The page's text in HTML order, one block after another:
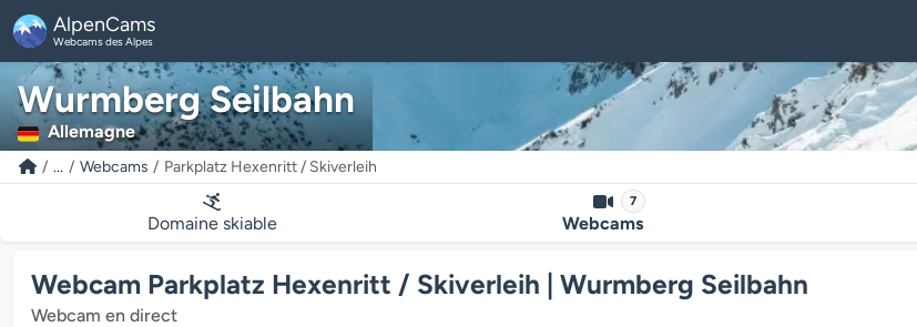
AlpenCams
Webcams des Alpes
Wurmberg Seilbahn
Allemagne
... Webcams Parkplatz Hexenritt / Skiverleih
Domaine skiable
7
Webcams
Webcam Parkplatz Hexenritt / Skiverleih | Wurmberg Seilbahn
Webcam en direct